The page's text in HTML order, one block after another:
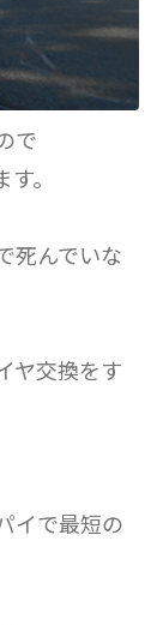
で
。
死んでいな
ヤ交換をす
イで最短の